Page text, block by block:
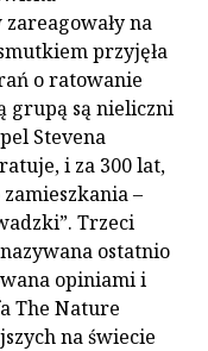
na
przyjęła
o ratowanie
grupą są nieliczni
Stevena
i za 300 lat,
–
Trzeci
ostatnio
opiniami i
The Nature
na świecie